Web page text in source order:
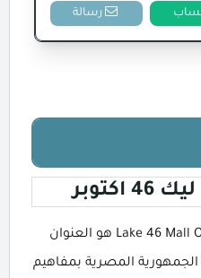
رسالة
مول ليك 46 اكتوبر Lake 46 Mall October هو العنوان
المصرية بمفاهيم